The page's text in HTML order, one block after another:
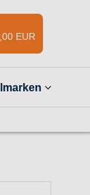
EUR